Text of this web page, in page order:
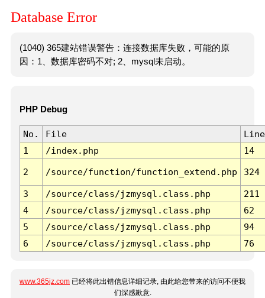
Database Error
(1040) 365建站错误警告：连接数据库失败，可能的原
因：1、数据库密码不对; 2、mysql未启动。
PHP Debug
No. File
Line
1
/index.php 14
2 /source/function/function_extend.php 324
3 /source/class/jzmysql.class.php
211
4
/source/class/jzmysql.class.php
62
5
/source/class/jzmysql.class.php
94
6
/source/class/jzmysql.class.php 76
www.365jz.com 已经将此出错信息详细记录, 由此给您带来的访问不便我
们深感歉意.